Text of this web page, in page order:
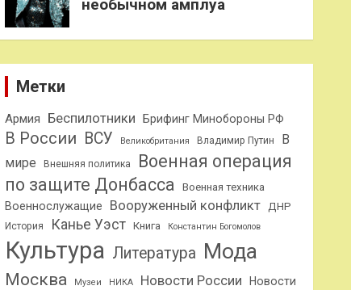
необычном амплуа
Метки
Армия Беспилотники Брифинг Минобороны РФ
В России ВСУ Великобритания Владимир Путин
В
мире
Внешняя политика
Военная операция
по защите Донбасса
Военная техника
Военнослужащие Вооруженный конфликт ДНР
История Канье Уэст Книга Константин Богомолов
Культура Литература Мода
Москва Музеи НИКА Новости России Новости